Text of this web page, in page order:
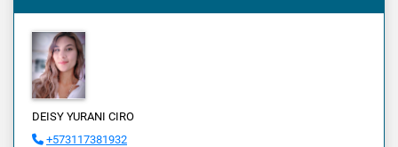
DEISY YURANI CIRO
+573117381932